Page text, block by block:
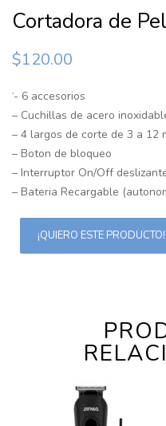
Cortadora de
$120.00
‘- 6 accesorios
– Cuchillas de acero
– 4 largos de corte de 3 a 12
– Boton de bloqueo
– Interruptor On/Off
– Bateria Recargable
¡QUIERO ESTE PRODUCTO!